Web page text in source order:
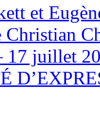
et
Christian
17 juillet